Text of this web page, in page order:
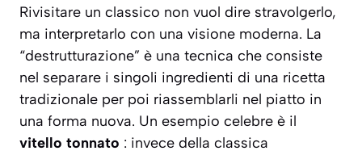
Rivisitare un classico non vuol dire stravolgerlo,
ma interpretarlo con una visione moderna. La
“destrutturazione” è una tecnica che consiste
nel separare i singoli ingredienti di una ricetta
tradizionale per poi riassemblarli nel piatto in
una forma nuova. Un esempio celebre è il
vitello tonnato : invece della classica